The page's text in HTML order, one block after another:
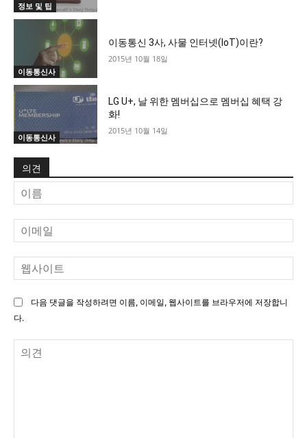
정보 및 팁
이동통신사
이동통신 3사, 사물 인터넷(IoT)이란?
2015년 10월 18일
이동통신사
LG U+, 날 위한 멤버십으로 멤버십 혜택 강
화!
2015년 10월 14일
의견
름
메
일
사
다음 댓글을 작성하려면 이름, 이메일, 웹사이트를 브라우저에 저장합니
다.